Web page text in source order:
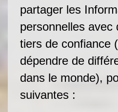
partager les
personnelles avec
tiers de confiance
dépendre de
dans le monde),
suivantes :